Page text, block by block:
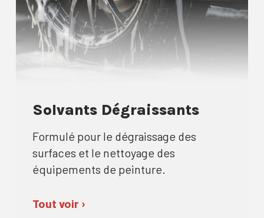
Solvants Dégraissants
Formulé pour le dégraissage des
surfaces et le nettoyage des
équipements de peinture.
Tout voir ›